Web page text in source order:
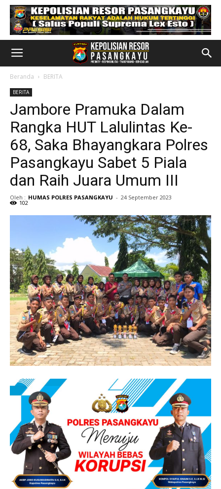
Beranda BERITA
BERITA
Jambore Pramuka Dalam
Rangka HUT Lalulintas Ke-
68, Saka Bhayangkara Polres
Pasangkayu Sabet 5 Piala
dan Raih Juara Umum III
Oleh : HUMAS POLRES PASANGKAYU - 24 September 2023
102